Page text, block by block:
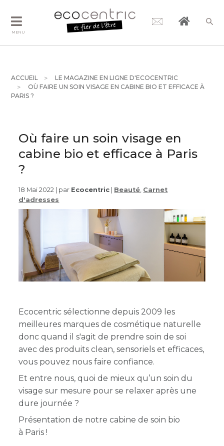
MENU
ACCUEIL
LE MAGAZINE EN LIGNE D'ECOCENTRIC
OÙ FAIRE UN SOIN VISAGE EN CABINE BIO ET EFFICACE À
PARIS ?
Où faire un soin visage en
cabine bio et efficace à Paris
?
18 Mai 2022 | par Ecocentric Beauté Carnet
d'adresses
Ecocentric sélectionne depuis 2009 les
meilleures marques de cosmétique naturelle
donc quand il s'agit de prendre soin de soi
avec des produits clean, sensoriels et efficaces,
vous pouvez nous faire confiance.
Et entre nous, quoi de mieux qu’un soin du
visage sur mesure pour se relaxer après une
dure journée ?
Présentation de notre cabine de soin bio
à Paris !